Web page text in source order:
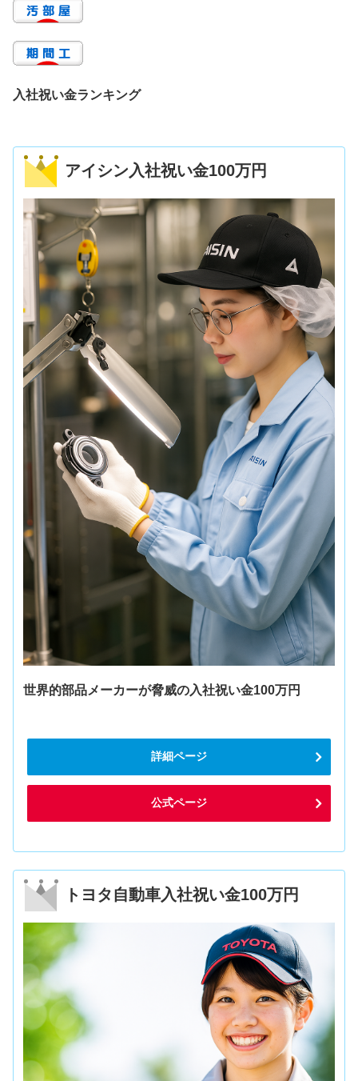
入社祝い金ランキング
アイシン入社祝い金100万円
世界的部品メーカーが脅威の入社祝い金100万円
詳細ページ
公式ページ
トヨタ自動車入社祝い金100万円